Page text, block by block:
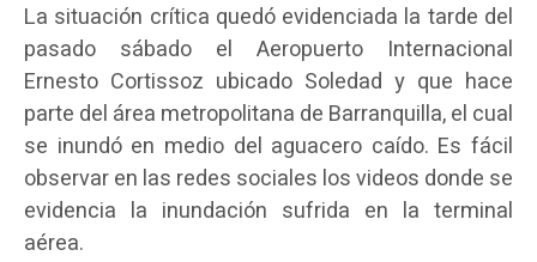
La situación crítica quedó evidenciada la tarde del
pasado sábado el Aeropuerto Internacional
Ernesto Cortissoz ubicado Soledad y que hace
parte del área metropolitana de Barranquilla, el cual
se inundó en medio del aguacero caído. Es fácil
observar en las redes sociales los videos donde se
evidencia la inundación sufrida en la terminal
aérea.